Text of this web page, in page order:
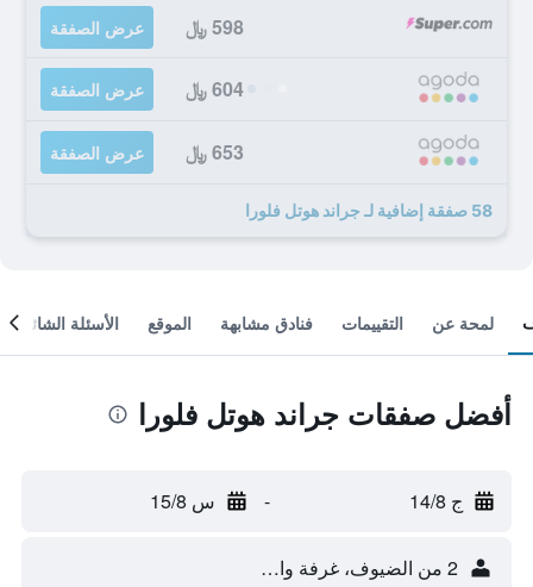
598 ﷼ عرض الصفقة
604 ﷼ عرض الصفقة
653 ﷼ عرض الصفقة
58 صفقة إضافية لـ جراند هوتل فلورا
لمحة عن التقييمات فنادق مشابهة الموقع الأسئلة الشائعة
أفضل صفقات جراند هوتل فلورا
ج 14/8 - س 15/8
2 من الضيوف، غرفة واحدة